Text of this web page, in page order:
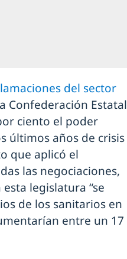
del sector
Confederación Estatal
ciento el poder
últimos años de crisis
que aplicó el
las negociaciones,
legislatura “se
de los sanitarios en
entre un 17